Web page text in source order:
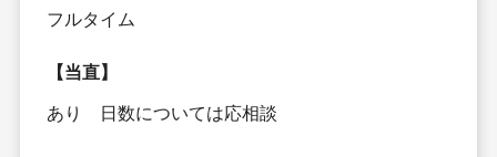
フルタイム
【当直】
あり 日数については応相談